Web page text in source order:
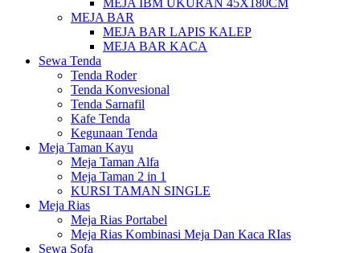
MEJA IBM UKURAN 45X180CM
MEJA BAR
MEJA BAR LAPIS KALEP
MEJA BAR KACA
Sewa Tenda
Tenda Roder
Tenda Konvesional
Tenda Sarnafil
Kafe Tenda
Kegunaan Tenda
Meja Taman Kayu
Meja Taman Alfa
Meja Taman 2 in 1
KURSI TAMAN SINGLE
Meja Rias
Meja Rias Portabel
Meja Rias Kombinasi Meja Dan Kaca RIas
Sewa Sofa